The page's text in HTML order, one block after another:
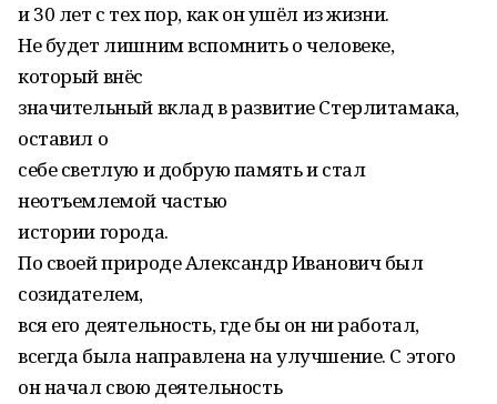
и 30 лет с тех пор, как он ушёл из жизни.
Не будет лишним вспомнить о человеке,
который внёс
значительный вклад в развитие Стерлитамака,
оставил о
себе светлую и добрую память и стал
неотъемлемой частью
истории города.
По своей природе Александр Иванович был
созидателем,
вся его деятельность, где бы он ни работал,
всегда была направлена на улучшение. С этого
он начал свою деятельность